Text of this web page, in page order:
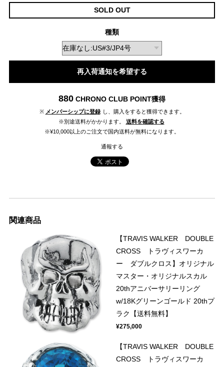
SOLD OUT
種類
再入荷通知を希望する
880 CHRONO CLUB POINT獲得
※ メンバーシップに登録 し、購入をすると獲得できます。
※別途送料がかかります。
送料を確認する
※¥10,000以上のご注文で国内送料が無料になります。
通報する
関連商品
【TRAVIS WALKER DOUBLE
CROSS トラヴィスワーカ
ー ダブルクロス】オリジナル
マスター・オリジナルスカル
20thアニバーサリーリング
w/18Kグリーンゴールド 20thプ
ラク【送料無料】
¥275,000
【TRAVIS WALKER DOUBLE
CROSS トラヴィスワーカ